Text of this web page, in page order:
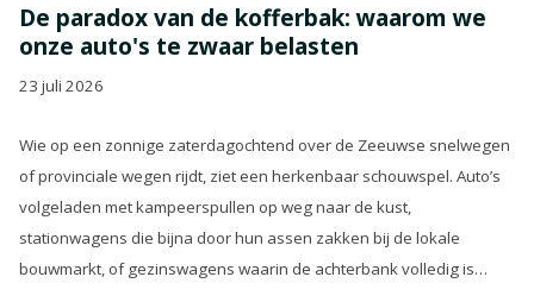
De paradox van de kofferbak: waarom we
onze auto's te zwaar belasten
23 juli 2026
Wie op een zonnige zaterdagochtend over de Zeeuwse snelwegen
of provinciale wegen rijdt, ziet een herkenbaar schouwspel. Auto’s
volgeladen met kampeerspullen op weg naar de kust,
stationwagens die bijna door hun assen zakken bij de lokale
bouwmarkt, of gezinswagens waarin de achterbank volledig is